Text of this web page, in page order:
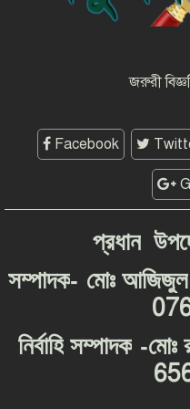
জরুরী
Facebook
প্রধান
সম্পাদক- মোঃ আজিজুল
নির্বাহি সম্পাদক-মোঃ